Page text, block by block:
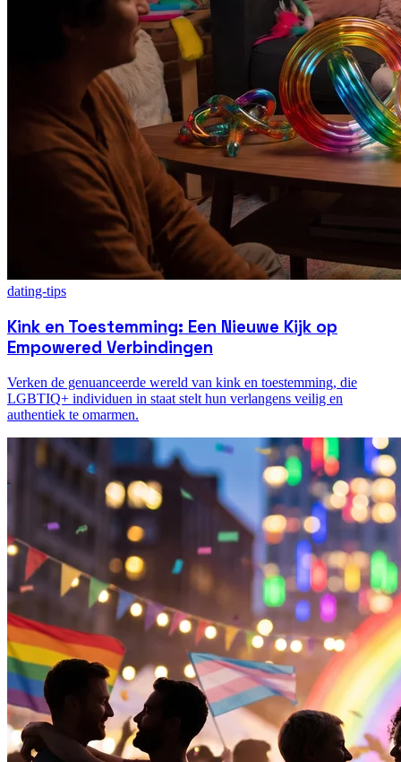
dating-tips
Kink en Toestemming: Een Nieuwe Kijk op
Empowered Verbindingen
Verken de genuanceerde wereld van kink en toestemming, die
LGBTIQ+ individuen in staat stelt hun verlangens veilig en
authentiek te omarmen.